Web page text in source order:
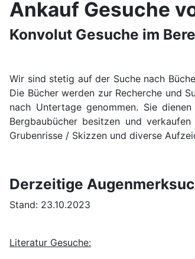
Ankauf Gesuche
Konvolut Gesuche im
Wir sind stetig auf der Suche nach
Die Bücher werden zur Recherche und
nach Untertage genommen. Sie
Bergbaubücher besitzen und
Grubenrisse / Skizzen und diverse
Derzeitige
Stand: 23.10.2023
Literatur Gesuche: